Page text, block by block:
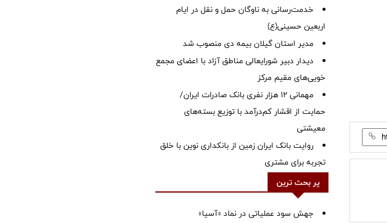
خدمت‌رسانی به ناوگان حمل و نقل در ایام
اربعین حسینی(ع)
‌مدیر استان گیلان بیمه دی منصوب شد
دیدار دبیر شورایعالی مناطق آزاد با اعضای مجمع
خویی‌های مقیم مرکز
مهمانی ۱۲ هزار نفری بانک صادرات ایران/
حمایت از اقشار کم‌درآمد با توزیع بسته‌های
معیشتی
روایت بانک ایران زمین از بانکداری نوین با خلق
تجربه برای مشتری
پر بحث ترین
جهش سود عملیاتی در نماد «آسیا»